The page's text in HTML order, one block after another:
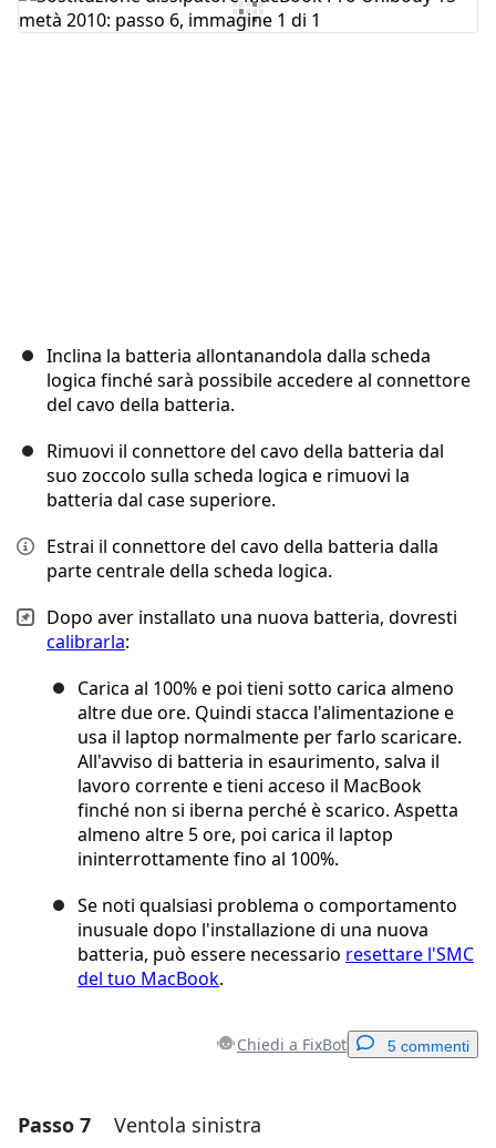
Aggiungi Commento
Inclina la batteria allontanandola dalla scheda
logica finché sarà possibile accedere al connettore
del cavo della batteria.
Rimuovi il connettore del cavo della batteria dal
suo zoccolo sulla scheda logica e rimuovi la
batteria dal case superiore.
Estrai il connettore del cavo della batteria dalla
parte centrale della scheda logica.
Dopo aver installato una nuova batteria, dovresti
calibrarla:
Carica al 100% e poi tieni sotto carica almeno
altre due ore. Quindi stacca l'alimentazione e
usa il laptop normalmente per farlo scaricare.
All'avviso di batteria in esaurimento, salva il
lavoro corrente e tieni acceso il MacBook
finché non si iberna perché è scarico. Aspetta
almeno altre 5 ore, poi carica il laptop
ininterrottamente fino al 100%.
Se noti qualsiasi problema o comportamento
inusuale dopo l'installazione di una nuova
batteria, può essere necessario resettare l'SMC
del tuo MacBook.
Chiedi a FixBot 5 commenti
Aggiungi un commento
Passo 7 Ventola sinistra